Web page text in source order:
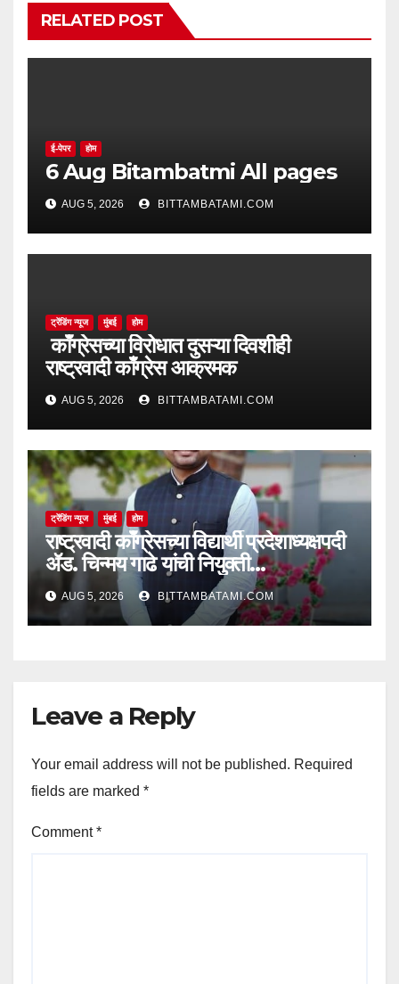
RELATED POST
ई-पेपर होम
6 Aug Bitambatmi All pages
AUG 5, 2026 BITTAMBATAMI.COM
ट्रेंडिंग न्यूज मुंबई होम
काँग्रेसच्या विरोधात दुसऱ्या दिवशीही
राष्ट्रवादी काँग्रेस आक्रमक
AUG 5, 2026 BITTAMBATAMI.COM
ट्रेंडिंग न्यूज मुंबई होम
राष्ट्रवादी काँग्रेसच्या विद्यार्थी प्रदेशाध्यक्षपदी
ॲड. चिन्मय गाढे यांची नियुक्ती…
AUG 5, 2026 BITTAMBATAMI.COM
Leave a Reply
Your email address will not be published. Required
fields are marked *
Comment*